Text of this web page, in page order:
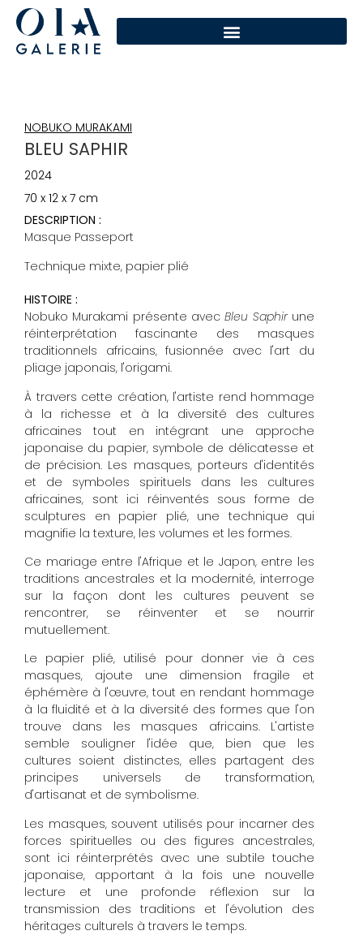
NOBUKO MURAKAMI
BLEU SAPHIR
2024
70 x 12 x 7 cm
DESCRIPTION :
Masque Passeport
Technique mixte, papier plié
HISTOIRE :
Nobuko Murakami présente avecBleu Saphir une
réinterprétation fascinante des masques
traditionnels africains, fusionnée avec l'art du
pliage japonais, l'origami.
À travers cette création, l'artiste rend hommage
à la richesse et à la diversité des cultures
africaines tout en intégrant une approche
japonaise du papier, symbole de délicatesse et
de précision. Les masques, porteurs d'identités
et de symboles spirituels dans les cultures
africaines, sont ici réinventés sous forme de
sculptures en papier plié, une technique qui
magnifie la texture, les volumes et les formes.
Ce mariage entre l'Afrique et le Japon, entre les
traditions ancestrales et la modernité, interroge
sur la façon dont les cultures peuvent se
rencontrer, se réinventer et se nourrir
mutuellement.
Le papier plié, utilisé pour donner vie à ces
masques, ajoute une dimension fragile et
éphémère à l'œuvre, tout en rendant hommage
à la fluidité et à la diversité des formes que l'on
trouve dans les masques africains. L'artiste
semble souligner l'idée que, bien que les
cultures soient distinctes, elles partagent des
principes universels de transformation,
d'artisanat et de symbolisme.
Les masques, souvent utilisés pour incarner des
forces spirituelles ou des figures ancestrales,
sont ici réinterprétés avec une subtile touche
japonaise, apportant à la fois une nouvelle
lecture et une profonde réflexion sur la
transmission des traditions et l'évolution des
héritages culturels à travers le temps.